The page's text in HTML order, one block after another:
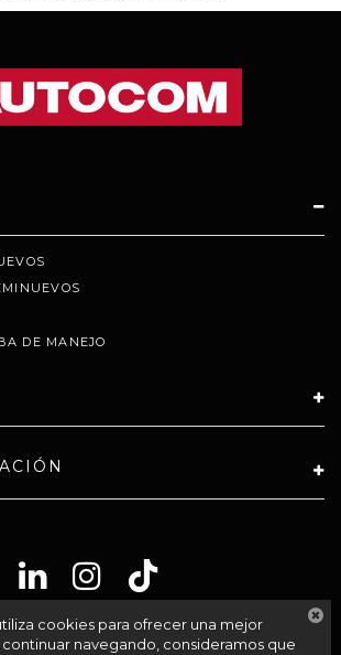
DE MANEJO
SA PI DE CV
cookies para ofrecer una mejor
navegando, consideramos que